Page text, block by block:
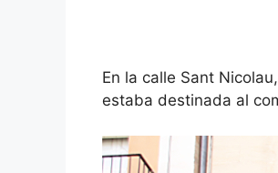
En la calle Sant
estaba destinada al